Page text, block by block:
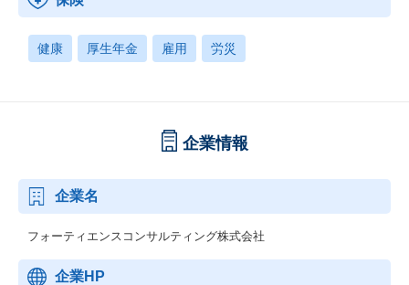
健康 厚生年金 雇用 労災
企業情報
企業名
フォーティエンスコンサルティング株式会社
企業HP